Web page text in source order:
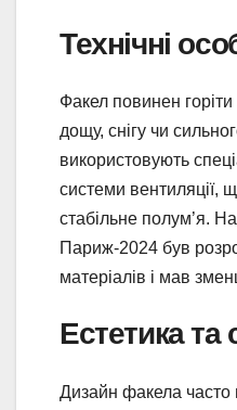
Технічні
Факел повинен
дощу, снігу чи
використовують
системи вентиляції,
стабільне полум’я.
Париж-2024 був
матеріалів і мав
Естетика та
Дизайн факела часто